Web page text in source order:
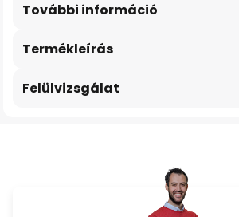
Termékleírás
További információ
Felülvizsgálat